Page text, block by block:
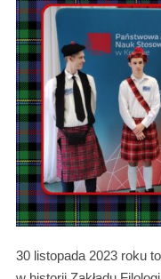
30 listopada 2023 roku